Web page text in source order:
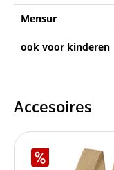
Mensur
ook voor kinderen
Accesoires